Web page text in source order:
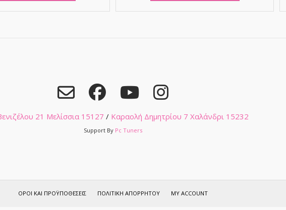
21 Μελίσσια 15127 / Καραολή Δημητρίου 7 Χαλάνδρι 15232
Support By Pc Tuners
ΌΡΟΙ ΚΑΙ ΠΡΟΫΠΟΘΈΣΕΙΣ ΠΟΛΙΤΙΚΉ ΑΠΟΡΡΉΤΟΥ MY ACCOUNT